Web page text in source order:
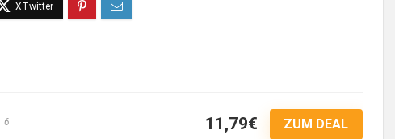
6 11,79€ ZUM DEAL